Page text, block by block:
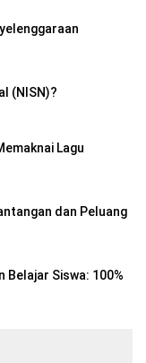
(NISN)?
Lagu
dan Peluang
Belajar Siswa: 100%